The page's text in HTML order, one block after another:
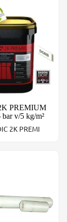
2K PREMIUM 30
PREMIUM
v/5 kg/m²
2K PREMI